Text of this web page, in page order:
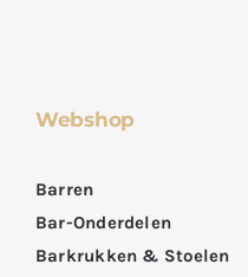
Webshop
Barren
Bar-Onderdelen
Barkrukken & Stoelen